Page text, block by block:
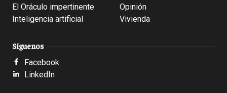
El Oráculo impertinente
Inteligencia artificial
Opinión
Vivienda
Síguenos
Facebook
LinkedIn